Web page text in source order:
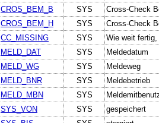
CROS_BEM_B SYS
Cross-Check
CROS_BEM_H SYS
Cross-Check
CC_MISSING SYS
Wie weit
MELD_DAT SYS
Meldedatum
MELD_WG SYS
Meldeweg
MELD_BNR SYS
Meldebetrieb
MELD_MBN SYS
SYS_VON SYS
gespeichert